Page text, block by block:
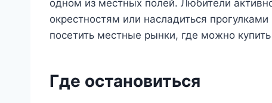
одном из местных полей. Любители
окрестностям или насладиться
посетить местные рынки, где можно
Где остановиться